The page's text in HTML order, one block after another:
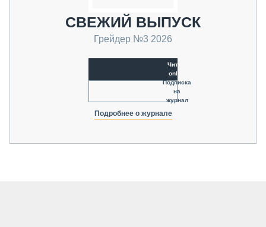
СВЕЖИЙ ВЫПУСК
Грейдер №3 2026
Читать
online
Подписка
на
журнал
Подробнее о журнале